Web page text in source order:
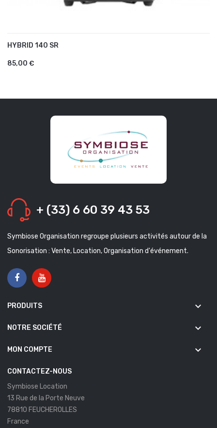
HYBRID 140 SR
85,00 €
+ (33) 6 60 39 43 53
Symbiose Organisation regroupe plusieurs activités autour de la
Sonorisation : Vente, Location, Organisation d'événement.
PRODUITS keyboard_arrow_down
NOTRE SOCIÉTÉ keyboard_arrow_down
MON COMPTE keyboard_arrow_down
CONTACTEZ-NOUS
Symbiose Location
13 Rue de la Porte Neuve
78810 FEUCHEROLLES
France